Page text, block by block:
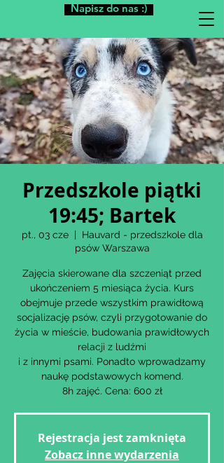
Napisz do nas :)
Przedszkole piątki
19:45; Bartek
pt., 03 cze
  |
Hauvard - przedszkole dla
psów Warszawa
Zajęcia skierowane dla szczeniąt przed
ukończeniem 5 miesiąca życia. Kurs
obejmuje przede wszystkim prawidłową
socjalizację psów, czyli przygotowanie do
życia w mieście, budowania prawidłowych
relacji z ludźmi
i z innymi psami. Ponadto wprowadzamy
naukę podstawowych komend.
8h zajęć. Cena: 600 zł
Rejestracja jest zamknięta
Zobacz inne wydarzenia